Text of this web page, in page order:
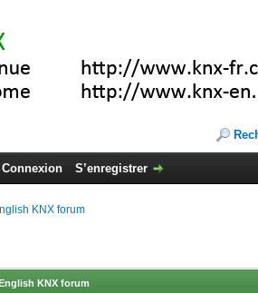
Connexion S’enregistrer
KNX forum
KNX forum